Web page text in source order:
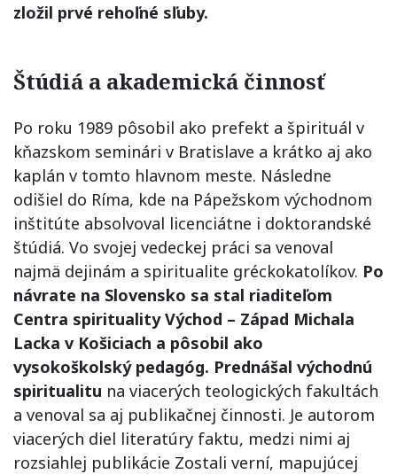
zložil prvé rehoľné sľuby.
Štúdiá a akademická činnosť
Po roku 1989 pôsobil ako prefekt a špirituál v
kňazskom seminári v Bratislave a krátko aj ako
kaplán v tomto hlavnom meste. Následne
odišiel do Ríma, kde na Pápežskom východnom
inštitúte absolvoval licenciátne i doktorandské
štúdiá. Vo svojej vedeckej práci sa venoval
najmä dejinám a spiritualite gréckokatolíkov. Po
návrate na Slovensko sa stal riaditeľom
Centra spirituality Východ – Západ Michala
Lacka v Košiciach a pôsobil ako
vysokoškolský pedagóg. Prednášal východnú
spiritualitu na viacerých teologických fakultách
a venoval sa aj publikačnej činnosti. Je autorom
viacerých diel literatúry faktu, medzi nimi aj
rozsiahlej publikácie Zostali verní, mapujúcej